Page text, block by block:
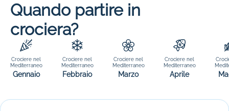
Quando partire in
crociera?
Crociere nel
Mediterraneo
Gennaio
Crociere nel
Mediterraneo
Febbraio
Crociere nel
Mediterraneo
Marzo
Crociere nel
Mediterraneo
Aprile